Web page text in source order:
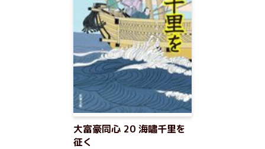
大富豪同心 20 海嘯千里を
征く